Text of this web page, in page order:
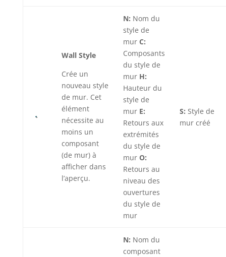
Wall Style
Crée un
nouveau style
de mur. Cet
élément
nécessite au
moins un
composant
(de mur) à
afficher dans
l’aperçu.
N: Nom du
style de
mur C:
Composants
du style de
mur H:
Hauteur du
style de
mur E:
Retours aux
extrémités
du style de
mur O:
Retours au
niveau des
ouvertures
du style de
mur
S: Style de
mur créé
N: Nom du
composant